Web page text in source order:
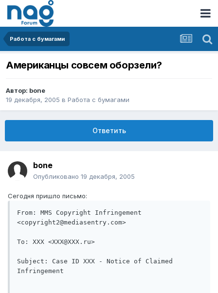
Работа с бумагами
Американцы совсем оборзели?
Автор: bone
19 декабря, 2005 в Работа с бумагами
Ответить
bone
Опубликовано 19 декабря, 2005
Сегодня пришло письмо:
From: MMS Copyright Infringement
<copyright2@mediasentry.com>
To: XXX <XXX@XXX.ru>
Subject: Case ID XXX - Notice of Claimed
Infringement